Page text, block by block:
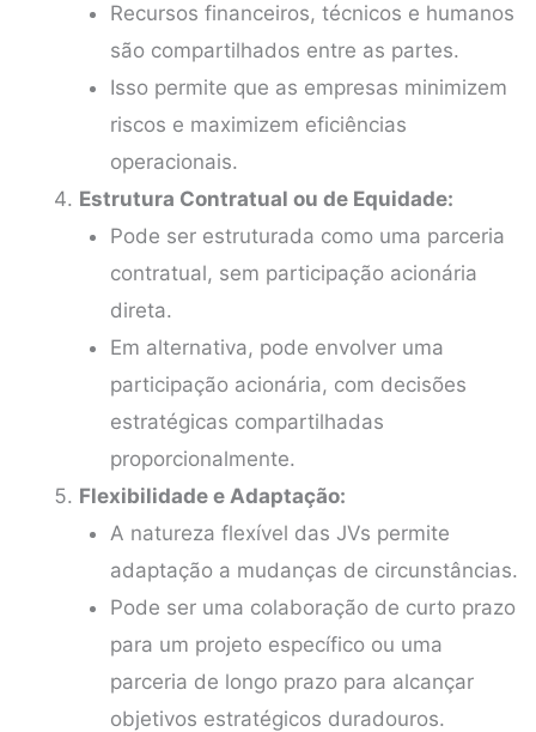
Recursos financeiros, técnicos e humanos
são compartilhados entre as partes.
Isso permite que as empresas minimizem
riscos e maximizem eficiências
operacionais.
Estrutura Contratual ou de Equidade:
Pode ser estruturada como uma parceria
contratual, sem participação acionária
direta.
Em alternativa, pode envolver uma
participação acionária, com decisões
estratégicas compartilhadas
proporcionalmente.
Flexibilidade e Adaptação:
A natureza flexível das JVs permite
adaptação a mudanças de circunstâncias.
Pode ser uma colaboração de curto prazo
para um projeto específico ou uma
parceria de longo prazo para alcançar
objetivos estratégicos duradouros.